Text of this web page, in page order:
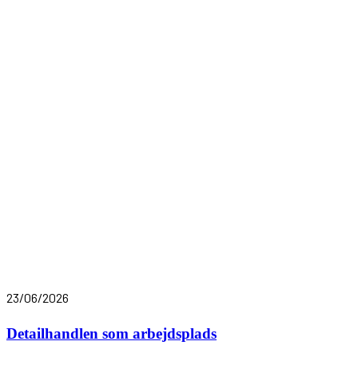
23/06/2026
Detailhandlen som arbejdsplads